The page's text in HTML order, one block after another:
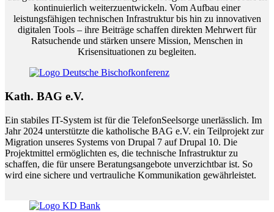
kontinuierlich weiterzuentwickeln. Vom Aufbau einer
leistungsfähigen technischen Infrastruktur bis hin zu innovativen
digitalen Tools – ihre Beiträge schaffen direkten Mehrwert für
Ratsuchende und stärken unsere Mission, Menschen in
Krisensituationen zu begleiten.
Kath. BAG e.V.
Ein stabiles IT-System ist für die TelefonSeelsorge unerlässlich. Im
Jahr 2024 unterstützte die katholische BAG e.V. ein Teilprojekt zur
Migration unseres Systems von Drupal 7 auf Drupal 10. Die
Projektmittel ermöglichten es, die technische Infrastruktur zu
schaffen, die für unsere Beratungsangebote unverzichtbar ist. So
wird eine sichere und vertrauliche Kommunikation gewährleistet.